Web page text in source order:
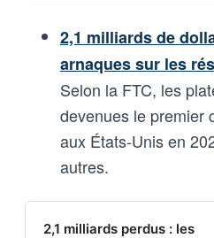
à un dépôt central de
surveillance.’
2,1 milliards de
arnaques sur les
Selon la FTC, les
devenues le premier
aux États-Unis en
autres.
2,1 milliards perdus : les